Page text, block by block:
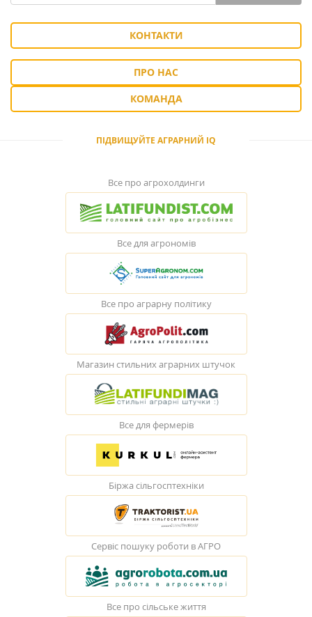
КОНТАКТИ
ПРО НАС
КОМАНДА
ПІДВИЩУЙТЕ АГРАРНИЙ IQ
Все про агрохолдинги
Все для агрономів
Все про аграрну політику
Магазин стильних аграрних штучок
Все для фермерів
Біржа сільгосптехніки
Сервіс пошуку роботи в АГРО
Все про сільське життя